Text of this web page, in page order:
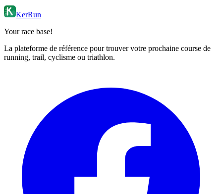
KerRun
Your race base!
La plateforme de référence pour trouver votre prochaine course de
running, trail, cyclisme ou triathlon.